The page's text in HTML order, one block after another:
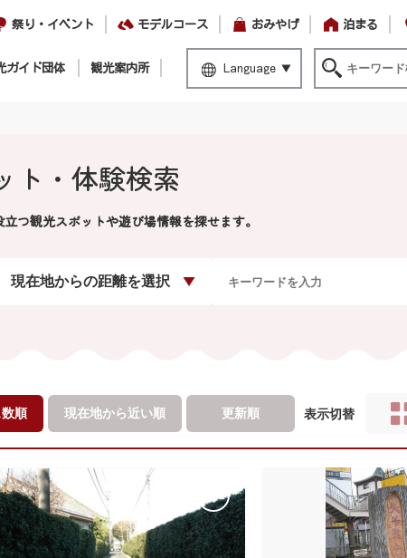
祭り・イベント モデルコース おみやげ 泊まる
ガイド団体 観光案内所 Language
ト・体験検索
つ観光スポットや遊び場情報を探せます。
現在地からの距離を選択
順 現在地から近い順 更新順 表示切替